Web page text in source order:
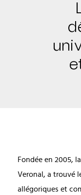
Fondée en 2005,
Veronal, a trouvé
allégoriques et